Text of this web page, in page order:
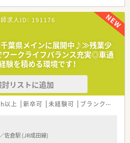
店舗の調剤薬局やドラッグストアを展
ンと在宅医療の推進を掲げ、地域医療に
。
ャーなども在籍しており、職種を超えた
す。
ています】
よる健康サポートプログラムで、社員の
す。
の資格取得に関して、受講料などを貸し付
す。
求人ID： 191176
千葉県メインに展開中♪≫残業少
ワークライフバランス充実◎車通
を積める環境です！
討リストに追加
以上 新卒可 未経験可 ブランク可
佐倉駅 (JR成田線)